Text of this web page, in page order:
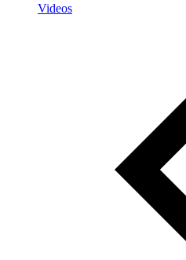
Videos